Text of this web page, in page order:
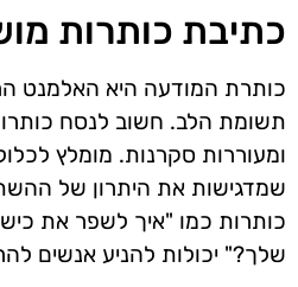
כתיבת כותרות
כותרת המודעה היא האלמנט
תשומת הלב. חשוב לנסח
ומעוררות סקרנות. מומלץ
שמדגישות את היתרון של
כותרות כמו "איך לשפר את
שלך?" יכולות להניע אנשים